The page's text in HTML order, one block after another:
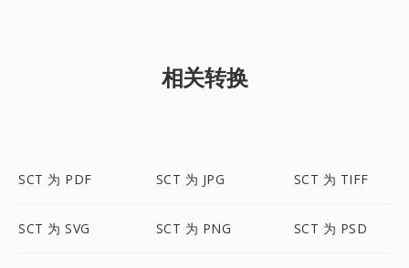
相关转换
SCT 为 PDF SCT 为 JPG SCT 为 TIFF
SCT 为 SVG SCT 为 PNG SCT 为 PSD